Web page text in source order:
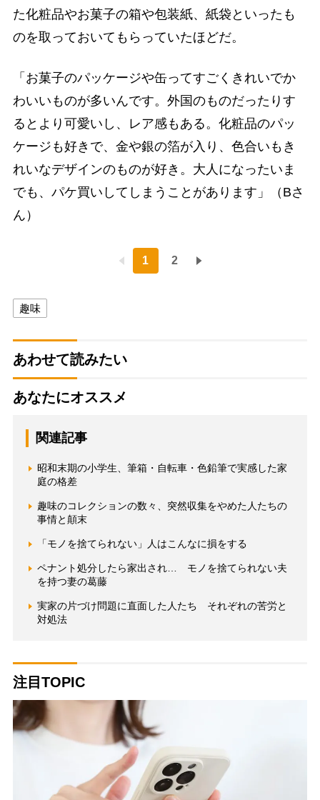
た化粧品やお菓子の箱や包装紙、紙袋といったも
のを取っておいてもらっていたほどだ。
「お菓子のパッケージや缶ってすごくきれいでか
わいいものが多いんです。外国のものだったりす
るとより可愛いし、レア感もある。化粧品のパッ
ケージも好きで、金や銀の箔が入り、色合いもき
れいなデザインのものが好き。大人になったいま
でも、パケ買いしてしまうことがあります」（Bさ
ん）
1 2
趣味
あわせて読みたい
あなたにオススメ
関連記事
昭和末期の小学生、筆箱・自転車・色鉛筆で実感した家
庭の格差
趣味のコレクションの数々、突然収集をやめた人たちの
事情と顛末
「モノを捨てられない」人はこんなに損をする
ペナント処分したら家出され… モノを捨てられない夫
を持つ妻の葛藤
実家の片づけ問題に直面した人たち それぞれの苦労と
対処法
注目TOPIC